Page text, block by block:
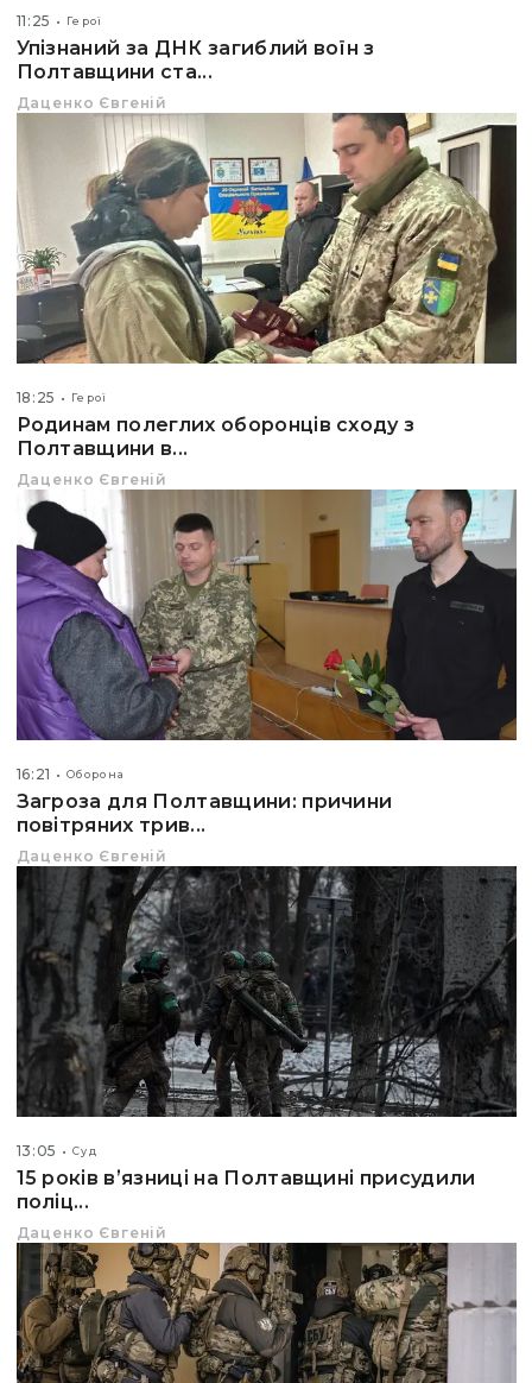
11:25 Герої
Упізнаний за ДНК загиблий воїн з
Полтавщини ста...
Даценко Євгеній
18:25 Герої
Родинам полеглих оборонців сходу з
Полтавщини в...
Даценко Євгеній
16:21 Оборона
Загроза для Полтавщини: причини
повітряних трив...
Даценко Євгеній
13:05 Суд
15 років вʼязниці на Полтавщині присудили
поліц...
Даценко Євгеній